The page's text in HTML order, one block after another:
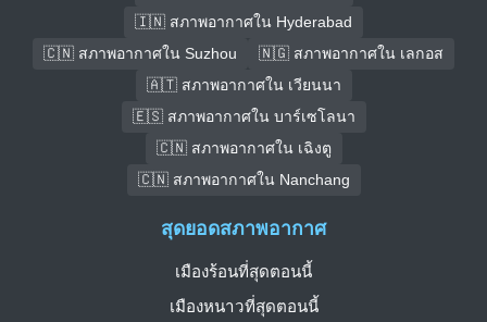
🇮🇳 สภาพอากาศใน Hyderabad
🇨🇳 สภาพอากาศใน Suzhou
🇳🇬 สภาพอากาศใน เลกอส
🇦🇹 สภาพอากาศใน เวียนนา
🇪🇸 สภาพอากาศใน บาร์เซโลนา
🇨🇳 สภาพอากาศใน เฉิงตู
🇨🇳 สภาพอากาศใน Nanchang
สุดยอดสภาพอากาศ
เมืองร้อนที่สุดตอนนี้
เมืองหนาวที่สุดตอนนี้